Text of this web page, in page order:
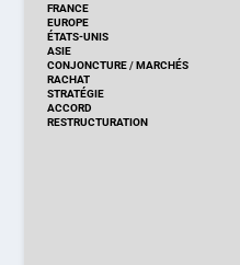
FRANCE
EUROPE
ÉTATS-UNIS
ASIE
CONJONCTURE/MARCHÉS
RACHAT
STRATÉGIE
ACCORD
RESTRUCTURATION